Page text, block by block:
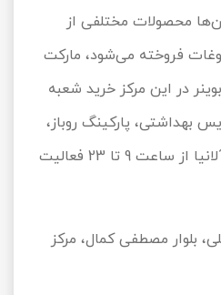
محصولات مختلفی از
فروخته می‌شود، مارکت
در این مرکز خرید شعبه
بهداشتی، پارکینگ روباز،
داروخانه و... می‌باشد. مال آلانیا از ساعت 9 تا 23 فعالیت
بلوار مصطفی کمال، مرکز